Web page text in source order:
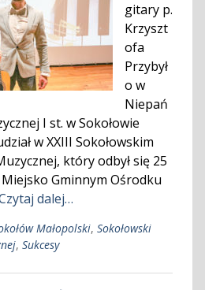
gitary p.
Krzyszt
ofa
Przybył
o w
Niepań
I st. w Sokołowie
w XXIII Sokołowskim
który odbył się 25
Gminnym Ośrodku
dalej…
Małopolski, Sokołowski
, Sukcesy